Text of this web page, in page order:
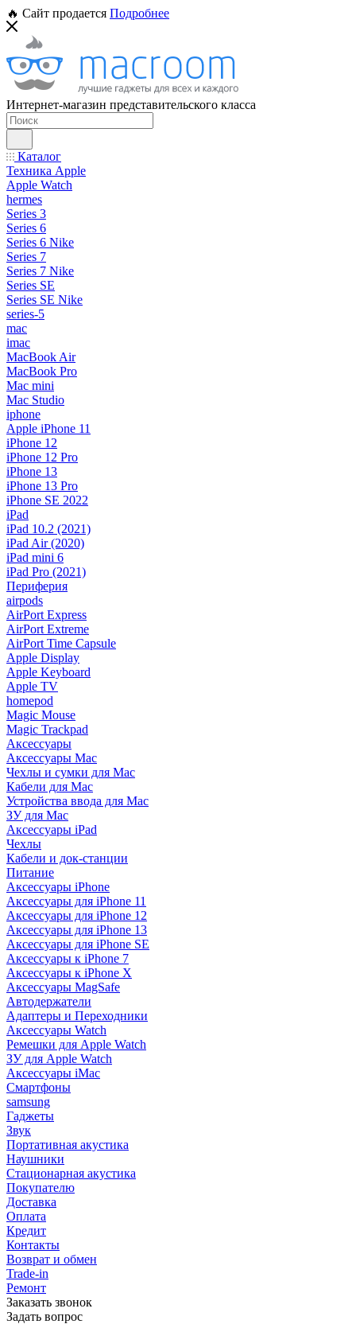
🔥 Сайт продается Подробнее
Интернет-магазин представительского класса
Каталог
Техника Apple
Apple Watch
hermes
Series 3
Series 6
Series 6 Nike
Series 7
Series 7 Nike
Series SE
Series SE Nike
series-5
mac
imac
MacBook Air
MacBook Pro
Mac mini
Mac Studio
iphone
Apple iPhone 11
iPhone 12
iPhone 12 Pro
iPhone 13
iPhone 13 Pro
iPhone SE 2022
iPad
iPad 10.2 (2021)
iPad Air (2020)
iPad mini 6
iPad Pro (2021)
Периферия
airpods
AirPort Express
AirPort Extreme
AirPort Time Capsule
Apple Display
Apple Keyboard
Apple TV
homepod
Magic Mouse
Magic Trackpad
Аксессуары
Аксессуары Mac
Чехлы и сумки для Mac
Кабели для Mac
Устройства ввода для Mac
ЗУ для Mac
Аксессуары iPad
Чехлы
Кабели и док-станции
Питание
Аксессуары iPhone
Аксессуары для iPhone 11
Аксессуары для iPhone 12
Аксессуары для iPhone 13
Аксессуары для iPhone SE
Аксессуары к iPhone 7
Аксессуары к iPhone X
Аксессуары MagSafe
Автодержатели
Адаптеры и Переходники
Аксессуары Watch
Ремешки для Apple Watch
ЗУ для Apple Watch
Аксессуары iMac
Смартфоны
samsung
Гаджеты
Звук
Портативная акустика
Наушники
Стационарная акустика
Покупателю
Доставка
Оплата
Кредит
Контакты
Возврат и обмен
Trade-in
Ремонт
Заказать звонок
Задать вопрос